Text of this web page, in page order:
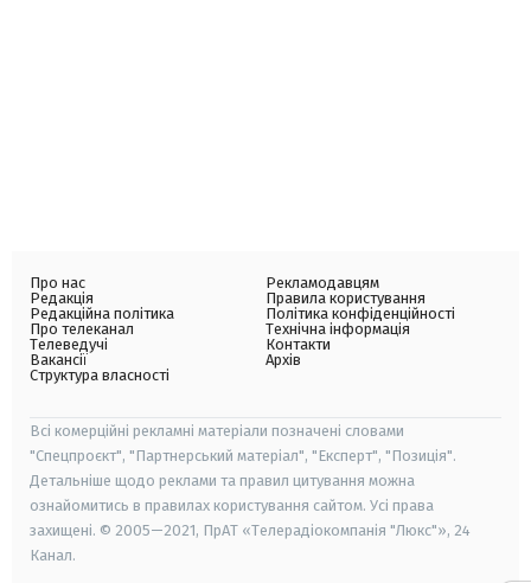
Про нас
Редакція
Редакційна політика
Про телеканал
Телеведучі
Вакансії
Структура власності
Рекламодавцям
Правила користування
Політика конфіденційності
Технічна інформація
Контакти
Архів
Всі комерційні рекламні матеріали позначені словами
"Спецпроєкт", "Партнерський матеріал", "Експерт", "Позиція".
Детальніше щодо реклами та правил цитування можна
ознайомитись в правилах користування сайтом. Усі права
захищені. © 2005—2021, ПрАТ «Телерадіокомпанія "Люкс"», 24
Канал.